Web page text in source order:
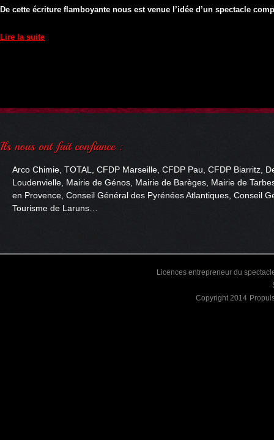
De cette écriture flamboyante nous est venue l’idée d’un spectacle
Lire la suite
Arco Chimie, TOTAL, CFDP Marseille, CFDP Pau, CFDP Biarritz,
Loudenvielle, Mairie de Génos, Mairie de Barèges, Mairie de
en Provence, Conseil Général des Pyrénées Atlantiques, Conseil
Tourisme de Laruns…
Licences entrepreneur du
Copyright 2014